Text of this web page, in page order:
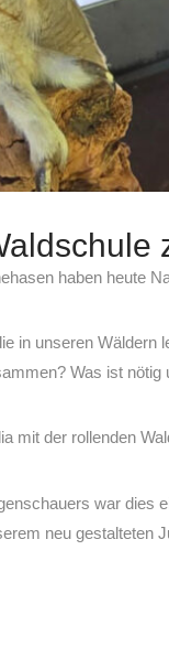
haben heute
in unseren Wäldern
Was ist
mit der rollenden
war dies
neu gestalteten